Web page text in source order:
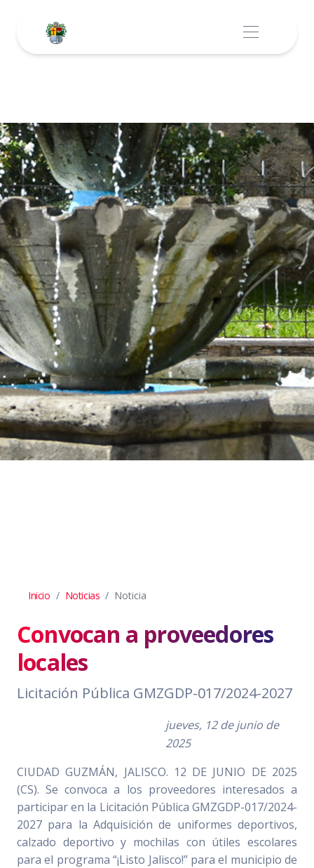
Inicio Noticias Noticia
Convocan a proveedores
locales
Licitación Pública GMZGDP-017/2024-2027
jueves, 12 de junio de
2025
CIUDAD GUZMÁN, JALISCO. 12 DE JUNIO DE 2025
(CS). Se convoca a los proveedores interesados a
participar en la Licitación Pública GMZGDP-017/2024-
2027 para la Adquisición de uniformes deportivos,
calzado deportivo y mochilas con útiles escolares
para el programa “¡Listo Jalisco!” para el municipio de